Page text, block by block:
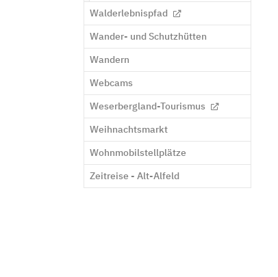
Walderlebnispfad
Wander- und Schutzhütten
Wandern
Webcams
Weserbergland-Tourismus
Weihnachtsmarkt
Wohnmobilstellplätze
Zeitreise - Alt-Alfeld